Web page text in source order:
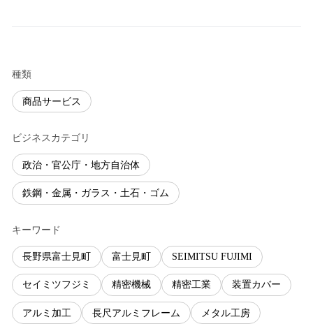
種類
商品サービス
ビジネスカテゴリ
政治・官公庁・地方自治体
鉄鋼・金属・ガラス・土石・ゴム
キーワード
長野県富士見町 富士見町 SEIMITSU FUJIMI
セイミツフジミ 精密機械 精密工業 装置カバー
アルミ加工 長尺アルミフレーム メタル工房